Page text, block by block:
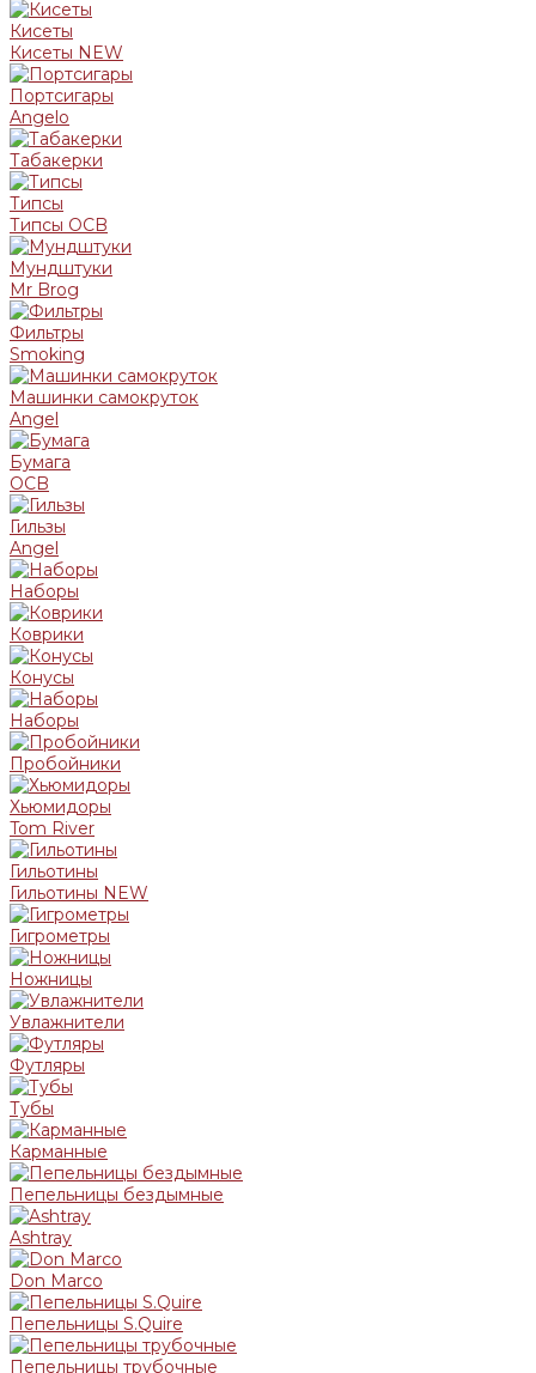
Кисеты
Кисеты NEW
Портсигары
Angelo
Табакерки
Типсы
Типсы OCB
Мундштуки
Mr Brog
Фильтры
Smoking
Машинки самокруток
Angel
Бумага
OCB
Гильзы
Angel
Наборы
Коврики
Конусы
Наборы
Пробойники
Хьюмидоры
Tom River
Гильотины
Гильотины NEW
Гигрометры
Ножницы
Увлажнители
Футляры
Тубы
Карманные
Пепельницы бездымные
Ashtray
Don Marco
Пепельницы S.Quire
Пепельницы трубочные